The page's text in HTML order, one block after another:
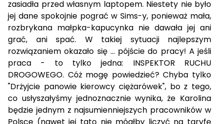
zasiadła przed własnym laptopem. Niestety nie było
jej dane spokojnie pograć w Sims-y, ponieważ mała,
rozbrykana małpka-kapucynka nie dawała jej ani
grać, ani spać. W takiej sytuacji najlepszym
rozwiązaniem okazało się ... pójście do pracy! A jeśli
praca - to tylko jedna: INSPEKTOR RUCHU
DROGOWEGO. Cóż mogę powiedzieć? Chyba tylko
"Drżyjcie panowie kierowcy ciężarówek", bo z tego,
co usłyszałyśmy jednoznacznie wynika, że Karolina
będzie jednym z najsumienniejszych pracowników w